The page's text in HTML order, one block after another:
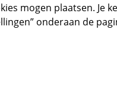
mogen plaatsen. Je
onderaan de